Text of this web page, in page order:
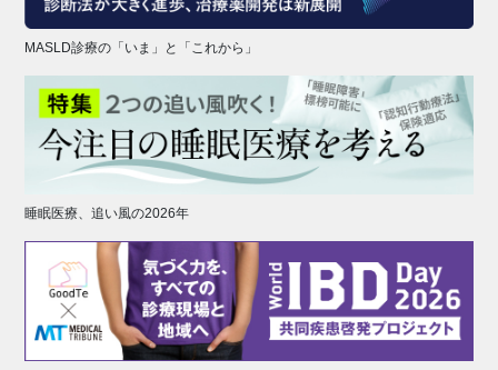
MASLD診療の「いま」と「これから」
睡眠医療、追い風の2026年